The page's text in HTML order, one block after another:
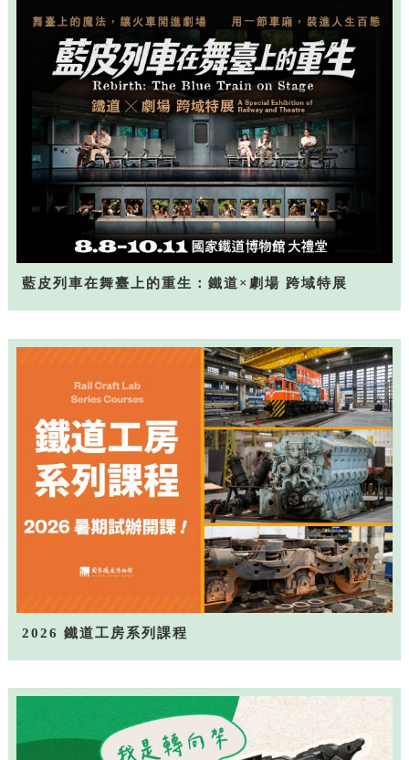
藍皮列車在舞臺上的重生：鐵道×劇場 跨域特展
2026 鐵道工房系列課程